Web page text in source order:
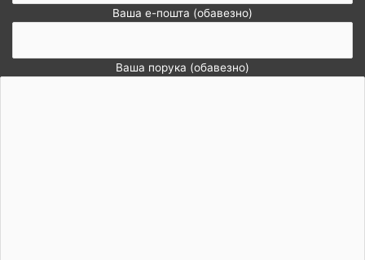
Ваша е-пошта (обавезно)
Ваша порука (обавезно)